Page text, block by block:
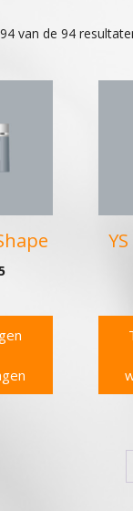
van de 94